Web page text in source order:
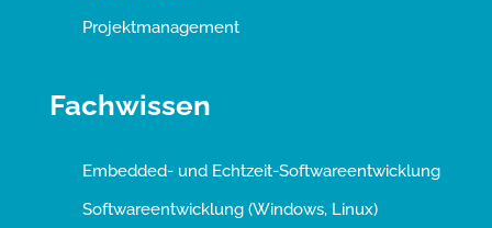
Projektmanagement
Fachwissen
Embedded- und Echtzeit-Softwareentwicklung
Softwareentwicklung (Windows, Linux)